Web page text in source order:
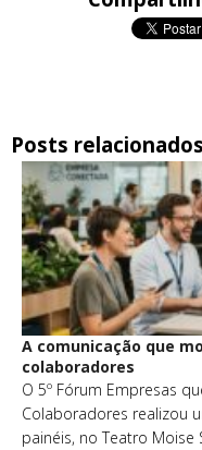
Posts
A comunicação que
colaboradores
O 5º Fórum Empresas
Colaboradores realizou
painéis, no Teatro